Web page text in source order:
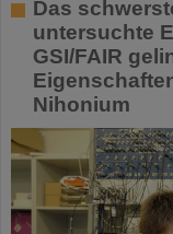
Das
untersuchte
GSI/FAIR
Nihonium